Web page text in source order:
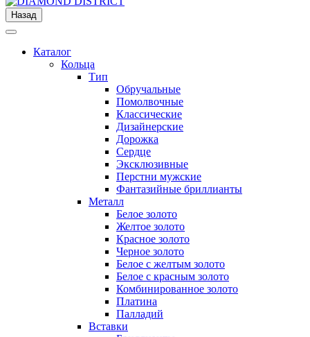
Назад
Каталог
Кольца
Тип
Обручальные
Помолвочные
Классические
Дизайнерские
Дорожка
Сердце
Эксклюзивные
Перстни мужские
Фантазийные бриллианты
Металл
Белое золото
Желтое золото
Красное золото
Черное золото
Белое с желтым золото
Белое с красным золото
Комбинированное золото
Платина
Палладий
Вставки